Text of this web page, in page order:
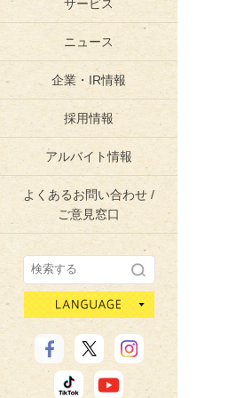
サービス
ニュース
企業・IR情報
採用情報
アルバイト情報
よくあるお問い合わせ /
ご意見窓口